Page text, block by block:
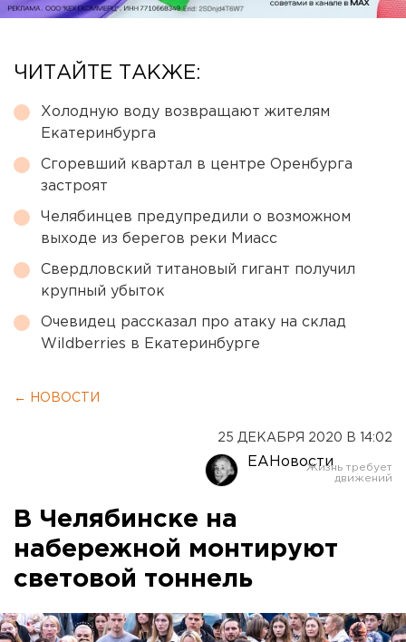
ЧИТАЙТЕ ТАКЖЕ:
Холодную воду возвращают жителям
Екатеринбурга
Сгоревший квартал в центре Оренбурга
застроят
Челябинцев предупредили о возможном
выходе из берегов реки Миасс
Свердловский титановый гигант получил
крупный убыток
Очевидец рассказал про атаку на склад
Wildberries в Екатеринбурге
← НОВОСТИ
25 ДЕКАБРЯ 2020 В 14:02
ЕАНовости
В Челябинске на
набережной монтируют
световой тоннель